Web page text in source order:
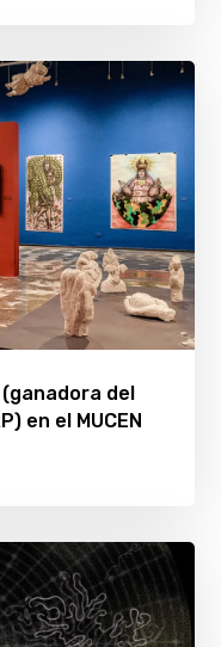
del
en el MUCEN